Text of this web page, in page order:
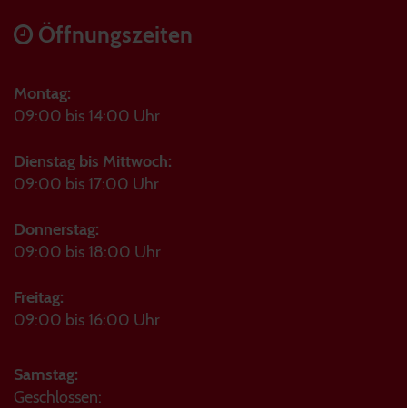
Öffnungszeiten
Montag:
09:00 bis 14:00 Uhr
Dienstag bis Mittwoch:
09:00 bis 17:00 Uhr
Donnerstag:
09:00 bis 18:00 Uhr
Freitag:
09:00 bis 16:00 Uhr
Samstag:
Geschlossen: